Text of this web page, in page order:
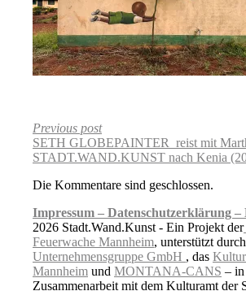
Previous post
SETH GLOBEPAINTER reist mit
STADT.WAND.KUNST nach Kenia
Die Kommentare sind geschlossen.
Impressum – Datenschutzerklärung –
2026 Stadt.Wand.Kunst - Ein Projekt der
Feuerwache Mannheim, unterstützt
Unternehmensgruppe GmbH , das
Mannheim und MONTANA-CANS – in
Zusammenarbeit mit dem Kulturamt der